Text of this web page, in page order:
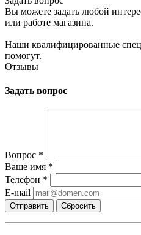
Вы можете задать любой
или работе магазина.
Наши квалифицированные
помогут.
Отзывы
Задать вопрос
Вопрос *
Ваше имя *
Телефон *
E-mail
Сбросить